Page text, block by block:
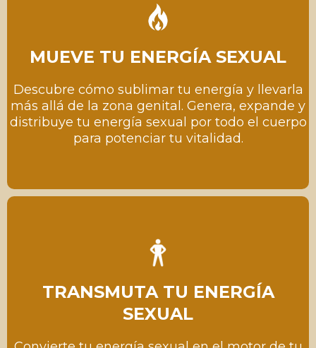
MUEVE TU ENERGÍA SEXUAL
Descubre cómo sublimar tu energía y llevarla
más allá de la zona genital. Genera, expande y
distribuye tu energía sexual por todo el cuerpo
para potenciar tu vitalidad.
TRANSMUTA TU ENERGÍA
SEXUAL